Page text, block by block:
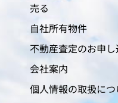
売る
自社所有物件
不動産査定のお申し
会社案内
個人情報の取扱につ